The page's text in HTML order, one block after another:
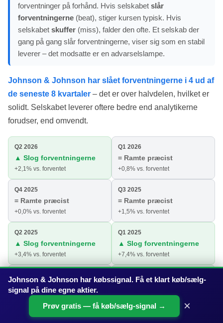
forventninger på forhånd. Hvis selskabet slår
forventningerne (beat), stiger kursen typisk. Hvis
selskabet skuffer (miss), falder den ofte. Et selskab der
gang på gang slår forventningerne, viser sig som en stabil
leverer – det modsatte er en advarselslampe.
Johnson & Johnson har slået forventningerne i 4 ud af
de seneste 8 kvartaler – det er over halvdelen, hvilket er
solidt. Selskabet leverer oftere bedre end analytikerne
forudser, end omvendt.
Q2 2026
▲ Slog forventningerne
+2,1% vs. forventet
Q1 2026
= Ramte præcist
+0,8% vs. forventet
Q4 2025
= Ramte præcist
+0,0% vs. forventet
Q3 2025
= Ramte præcist
+1,5% vs. forventet
Q2 2025
▲ Slog forventningerne
+3,4% vs. forventet
Q1 2025
▲ Slog forventningerne
+7,4% vs. forventet
Q4 2024
= Ramte præcist
+1,5% vs. forventet
Q3 2024
▲ Slog forventningerne
+9,5% vs. forventet
Vi viser kun kvartaler, hvor analytikerne på forhånd havde et offentligt
Johnson & Johnson har købssignal. Få et klart køb/sælg-
signal på dine egne aktier.
Prøv gratis — få køb/sælg-signal →
×